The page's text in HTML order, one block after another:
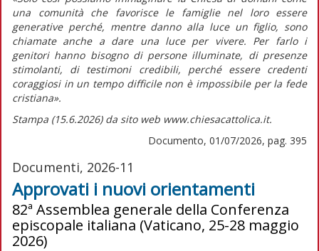
una comunità che favorisce le famiglie nel loro essere
generative perché, mentre danno alla luceun figlio, sono
chiamate anche adare una luce per vivere. Per farlo i
genitori hanno bisogno di persone illuminate, di presenze
stimolanti, di testimoni credibili, perché essere credenti
coraggiosi in un tempo difficile non è impossibile per la fede
cristiana».
Stampa (15.6.2026) da sito web www.chiesacattolica.it.
Documento, 01/07/2026, pag. 395
Documenti, 2026-11
Approvati i nuovi orientamenti
82ª Assemblea generale della Conferenza
episcopale italiana (Vaticano, 25-28 maggio
2026)